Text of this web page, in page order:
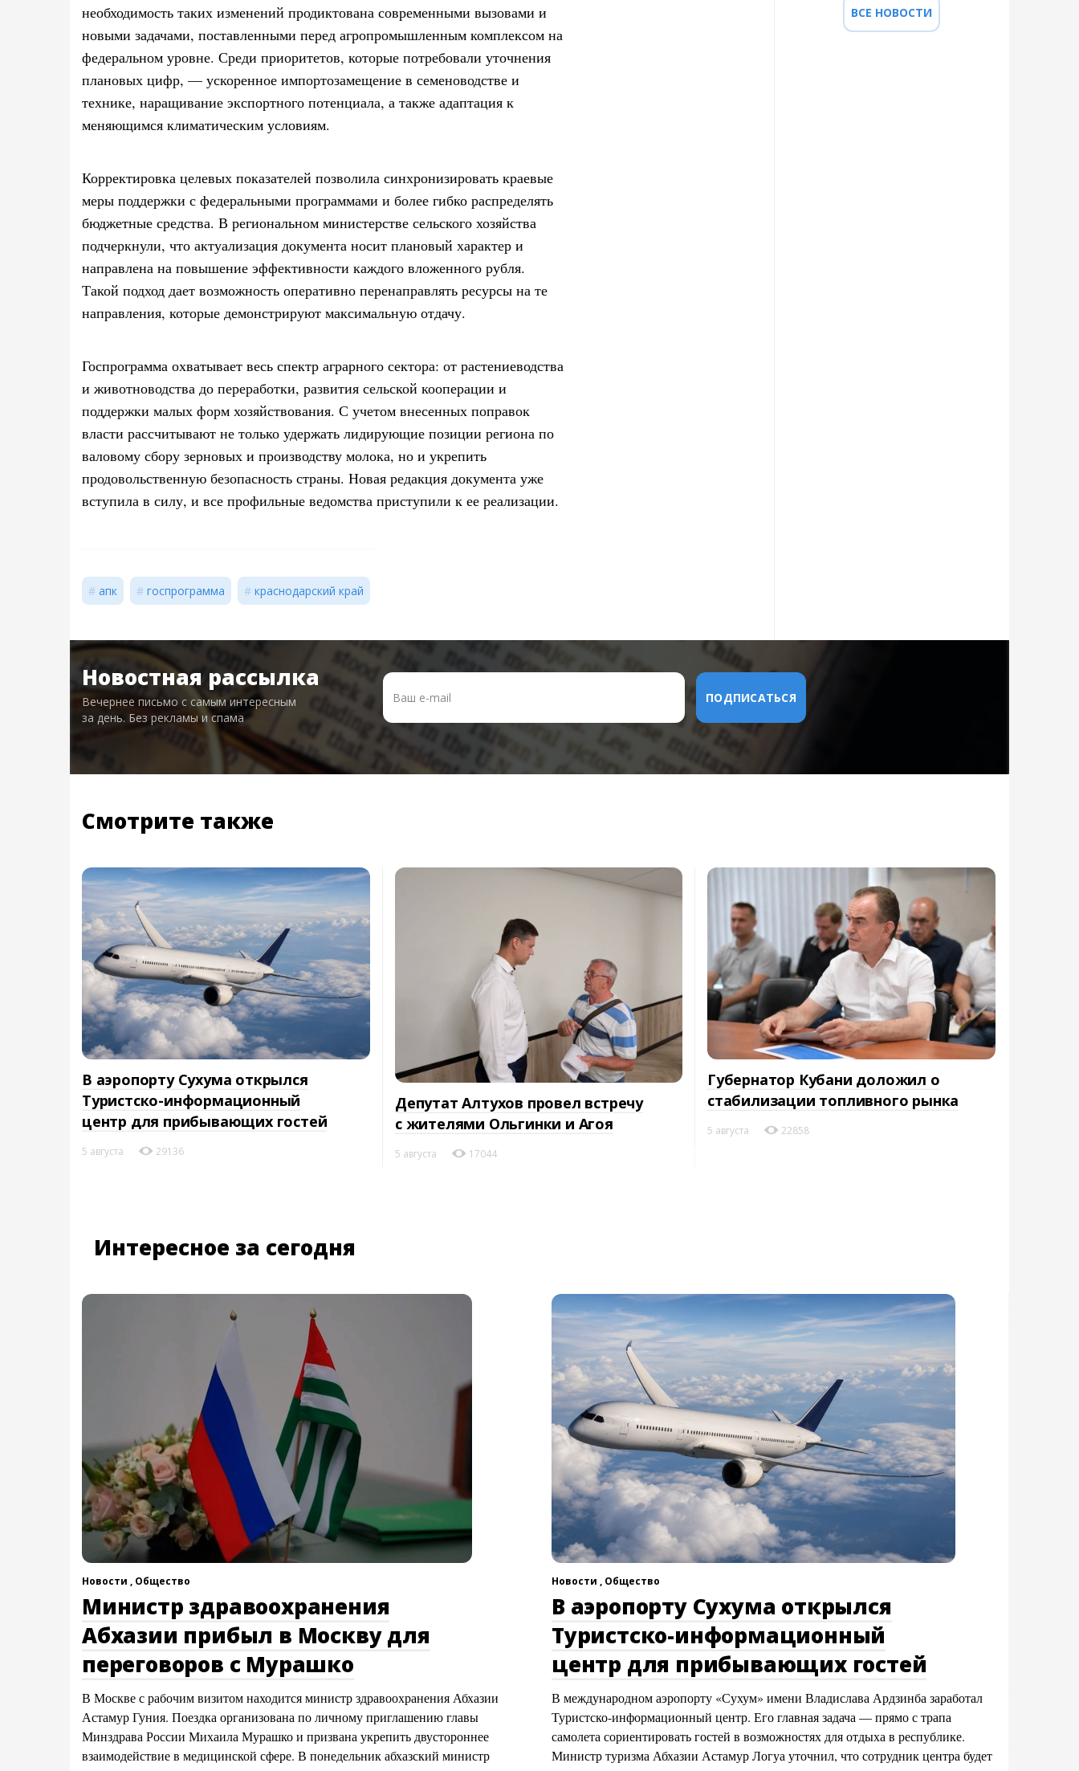
необходимость таких изменений продиктована современными вызовами и
новыми задачами, поставленными перед агропромышленным комплексом на
федеральном уровне. Среди приоритетов, которые потребовали уточнения
плановых цифр, — ускоренное импортозамещение в семеноводстве и
технике, наращивание экспортного потенциала, а также адаптация к
меняющимся климатическим условиям.
Корректировка целевых показателей позволила синхронизировать краевые
меры поддержки с федеральными программами и более гибко распределять
бюджетные средства. В региональном министерстве сельского хозяйства
подчеркнули, что актуализация документа носит плановый характер и
направлена на повышение эффективности каждого вложенного рубля.
Такой подход дает возможность оперативно перенаправлять ресурсы на те
направления, которые демонстрируют максимальную отдачу.
Госпрограмма охватывает весь спектр аграрного сектора: от растениеводства
и животноводства до переработки, развития сельской кооперации и
поддержки малых форм хозяйствования. С учетом внесенных поправок
власти рассчитывают не только удержать лидирующие позиции региона по
валовому сбору зерновых и производству молока, но и укрепить
продовольственную безопасность страны. Новая редакция документа уже
вступила в силу, и все профильные ведомства приступили к ее реализации.
апк госпрограмма краснодарский край
ВСЕ НОВОСТИ
Новостная рассылка
Вечернее письмо с самым интересным
за день. Без рекламы и спама
Смотрите также
В аэропорту Сухума открылся
Туристско-информационный
центр для прибывающих гостей
5 августа 29136
Депутат Алтухов провел встречу
с жителями Ольгинки и Агоя
5 августа 17044
Губернатор Кубани доложил о
стабилизации топливного рынка
5 августа 22858
Интересное за сегодня
Новости , Общество
Министр здравоохранения
Абхазии прибыл в Москву для
переговоров с Мурашко
В Москве с рабочим визитом находится министр здравоохранения Абхазии
Астамур Гуния. Поездка организована по личному приглашению главы
Минздрава России Михаила Мурашко и призвана укрепить двустороннее
взаимодействие в медицинской сфере. В понедельник абхазский министр
Новости , Общество
В аэропорту Сухума открылся
Туристско-информационный
центр для прибывающих гостей
В международном аэропорту «Сухум» имени Владислава Ардзинба заработал
Туристско-информационный центр. Его главная задача — прямо с трапа
самолета сориентировать гостей в возможностях для отдыха в республике.
Министр туризма Абхазии Астамур Логуа уточнил, что сотрудник центра будет